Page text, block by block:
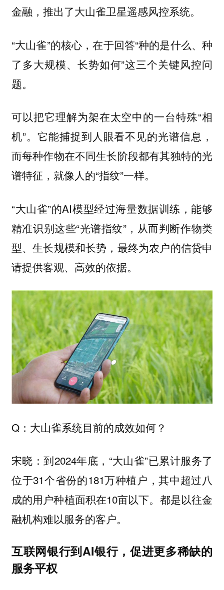
金融，推出了大山雀卫星遥感风控系统。
“大山雀”的核心，在于回答“种的是什么、种
了多大规模、长势如何”这三个关键风控问
题。
可以把它理解为架在太空中的一台特殊“相
机”。它能捕捉到人眼看不见的光谱信息，
而每种作物在不同生长阶段都有其独特的光
谱特征，就像人的“指纹”一样。
“大山雀”的AI模型经过海量数据训练，能够
精准识别这些“光谱指纹”，从而判断作物类
型、生长规模和长势，最终为农户的信贷申
请提供客观、高效的依据。
Q：大山雀系统目前的成效如何？
宋晓：到2024年底，“大山雀”已累计服务了
位于31个省份的181万种植户，其中超过八
成的用户种植面积在10亩以下。都是以往金
融机构难以服务的客户。
互联网银行到AI银行，促进更多稀缺的
服务平权